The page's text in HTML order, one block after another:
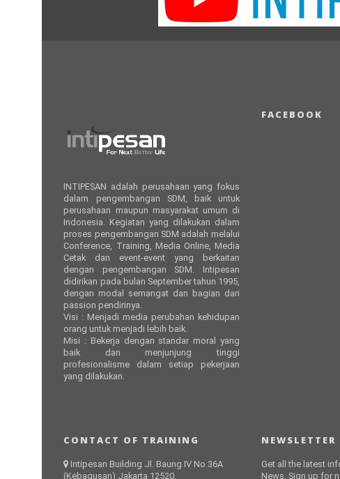
INTIPESAN adalah perusahaan yang fokus
dalam pengembangan SDM, baik untuk
perusahaan maupun masyarakat umum di
Indonesia. Kegiatan yang dilakukan dalam
proses pengembangan SDM adalah melalui
Conference, Training, Media Online, Media
Cetak dan event-event yang berkaitan
dengan pengembangan SDM. Intipesan
didirikan pada bulan September tahun 1995,
dengan modal semangat dan bagian dari
passion pendirinya.
Visi : Menjadi media perubahan kehidupan
orang untuk menjadi lebih baik.
Misi : Bekerja dengan standar moral yang
baik dan menjunjung tinggi
profesionalisme dalam setiap pekerjaan
yang dilakukan.
FACEBOOK
CONTACT OF TRAINING
Intipesan Building Jl. Baung IV No.36A
(Kebagusan) Jakarta 12520.
NEWSLETTER
Get all the latest
News. Sign up for